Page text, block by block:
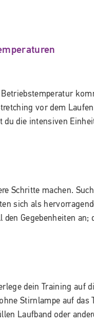
vor dem
die intensiven
Schritte machen.
sich als
Gegebenheiten
dein Training auf
Stirnlampe auf
Laufband oder